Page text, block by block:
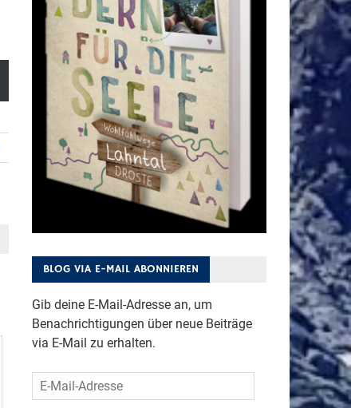
BLOG VIA E-MAIL ABONNIEREN
Gib deine E-Mail-Adresse an, um
Benachrichtigungen über neue Beiträge
via E-Mail zu erhalten.
E-
Mail-